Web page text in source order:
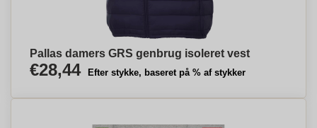
Pallas damers GRS genbrug isoleret vest
€28,44 Efter stykke, baseret på % af stykker